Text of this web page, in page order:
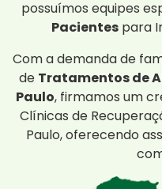
possuímos equipes
Pacientes para
Com a demanda de
de Tratamentos de
Paulo, firmamos um
Clínicas de
Paulo, oferecendo